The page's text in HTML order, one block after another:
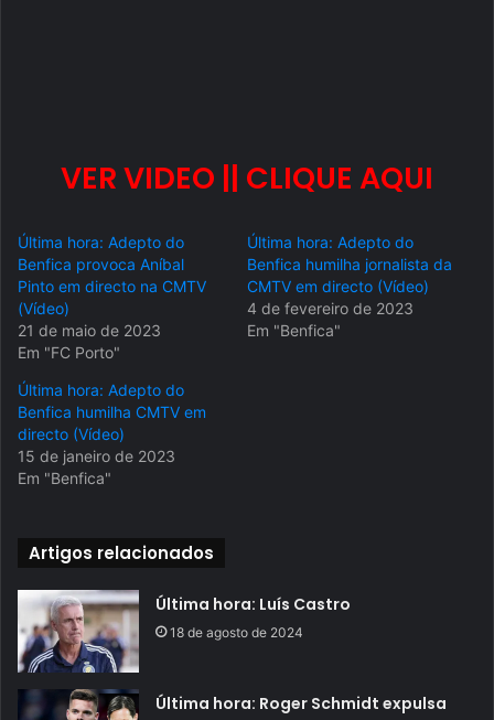
VER VIDEO || CLIQUE AQUI
Última hora: Adepto do
Benfica provoca Aníbal
Pinto em directo na CMTV
(Vídeo)
21 de maio de 2023
Em "FC Porto"
Última hora: Adepto do
Benfica humilha jornalista da
CMTV em directo (Vídeo)
4 de fevereiro de 2023
Em "Benfica"
Última hora: Adepto do
Benfica humilha CMTV em
directo (Vídeo)
15 de janeiro de 2023
Em "Benfica"
Artigos relacionados
Última hora: Luís Castro
18 de agosto de 2024
Última hora: Roger Schmidt expulsa